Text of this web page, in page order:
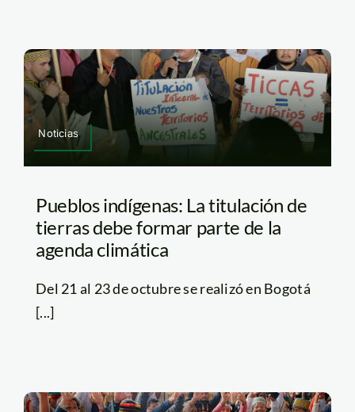
Noticias
Pueblos indígenas: La titulación de
tierras debe formar parte de la
agenda climática
Del 21 al 23 de octubre se realizó en Bogotá
[...]